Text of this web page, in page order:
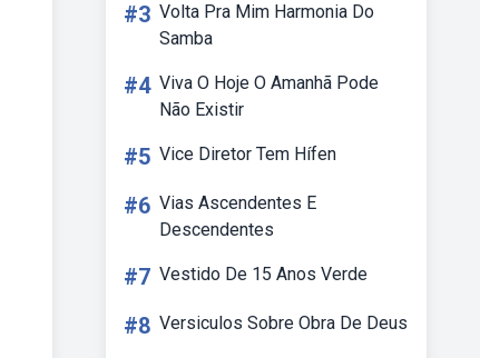
#3 Volta Pra Mim Harmonia Do
Samba
#4 Viva O Hoje O Amanhã Pode
Não Existir
#5 Vice Diretor Tem Hífen
#6 Vias Ascendentes E
Descendentes
#7 Vestido De 15 Anos Verde
#8 Versiculos Sobre Obra De Deus